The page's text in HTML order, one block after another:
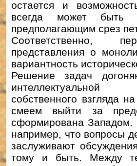
остается и
всегда может быть
предполагающим срез
Соответственно,
представления о
вариантность
Решение задач
интеллектуальной
собственного взгляда
смеем выйти за
сформирована Западом.
например, что вопросы
заслуживают
тому и быть. Между